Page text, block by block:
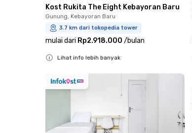
Kost Rukita The Eight Kebayoran Baru
Gunung, Kebayoran Baru
3.7 km dari tokopedia tower
mulai dari Rp2.918.000 /bulan
Lihat info lebih banyak